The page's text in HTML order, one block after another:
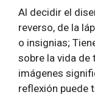
Al decidir el
reverso, de la
o insignias;
sobre la vida de
imágenes
reflexión puede